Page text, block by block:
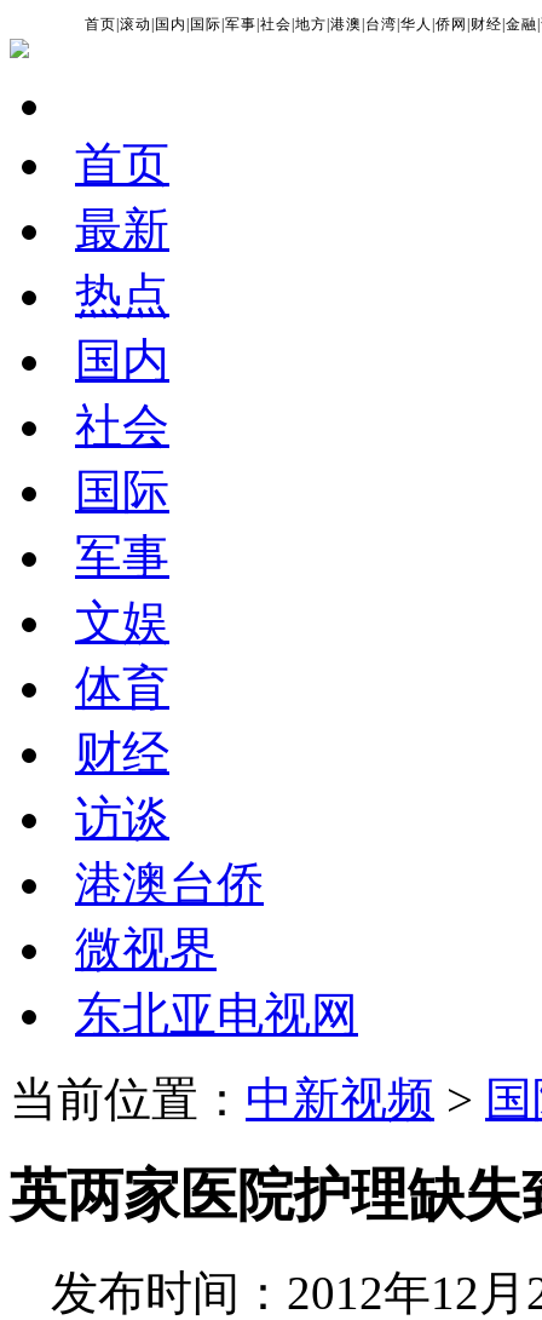
首页 |滚动 国内 国际 |军事 |社会 |地方 |港澳 台湾 |华人 |侨网 财经 |金融 |
首页
最新
热点
国内
社会
国际
军事
文娱
体育
财经
访谈
港澳台侨
微视界
东北亚电视网
当前位置： 中新视频 >
英两家医院护理缺失
发布时间：2012年12月